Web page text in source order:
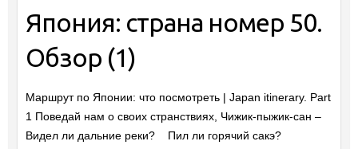
Япония: страна номер 50.
Обзор (1)
Маршрут по Японии: что посмотреть | Japan itinerary. Part
1 Поведай нам о своих странствиях, Чижик-пыжик-сан –
Видел ли дальние реки? Пил ли горячий сакэ?